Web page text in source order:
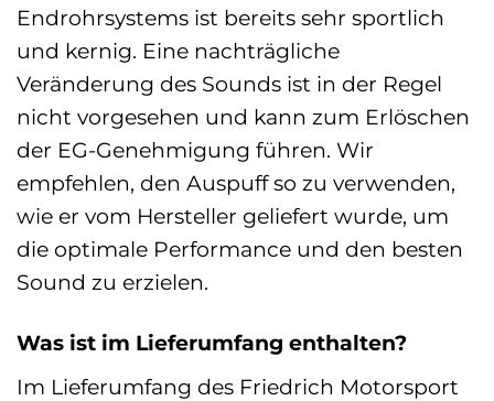
Endrohrsystems ist bereits sehr sportlich
und kernig. Eine nachträgliche
Veränderung des Sounds ist in der Regel
nicht vorgesehen und kann zum Erlöschen
der EG-Genehmigung führen. Wir
empfehlen, den Auspuff so zu verwenden,
wie er vom Hersteller geliefert wurde, um
die optimale Performance und den besten
Sound zu erzielen.
Was ist im Lieferumfang enthalten?
Im Lieferumfang des Friedrich Motorsport